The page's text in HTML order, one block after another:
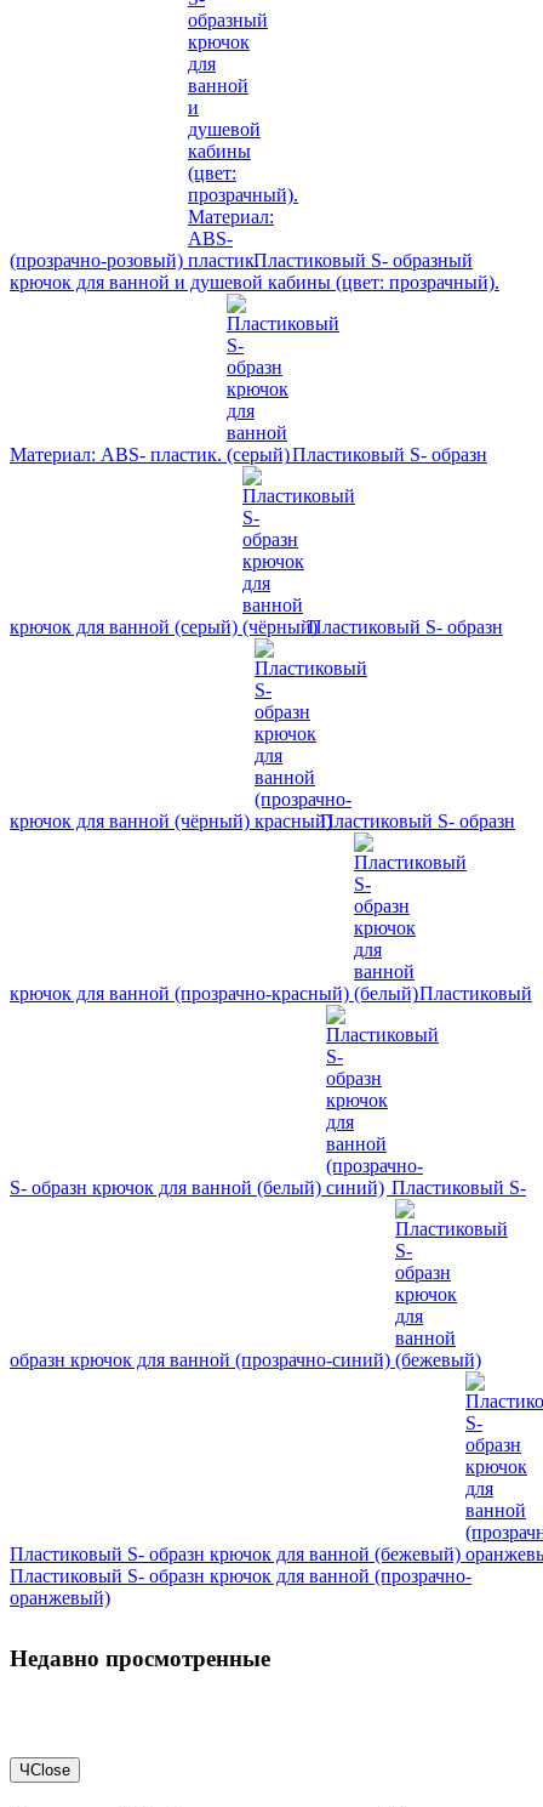
(прозрачно-розовый)
Пластиковый S- образный
крючок для ванной и душевой кабины (цвет: прозрачный).
Материал: ABS- пластик. Пластиковый S- образн
крючок для ванной (серый) Пластиковый S- образн
крючок для ванной (чёрный) Пластиковый S- образн
крючок для ванной (прозрачно-красный) Пластиковый
S- образн крючок для ванной (белый) Пластиковый S-
образн крючок для ванной (прозрачно-синий)
Пластиковый S- образн крючок для ванной (бежевый)
Пластиковый S- образн крючок для ванной (прозрачно-
оранжевый)
Недавно просмотренные
ЧClose